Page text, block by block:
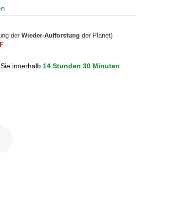
der Wieder-Aufforstung der Planet)
innerhalb 14 Stunden 30 Minuten